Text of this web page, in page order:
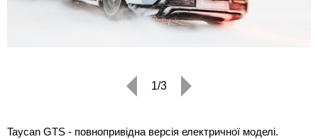
1/3
Taycan GTS - повнопривідна версія електричної моделі.